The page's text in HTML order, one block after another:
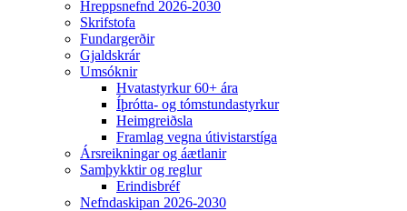
Hreppsnefnd 2026-2030
Skrifstofa
Fundargerðir
Gjaldskrár
Umsóknir
Hvatastyrkur 60+ ára
Íþrótta- og tómstundastyrkur
Heimgreiðsla
Framlag vegna útivistarstíga
Ársreikningar og áætlanir
Samþykktir og reglur
Erindisbréf
Nefndaskipan 2026-2030